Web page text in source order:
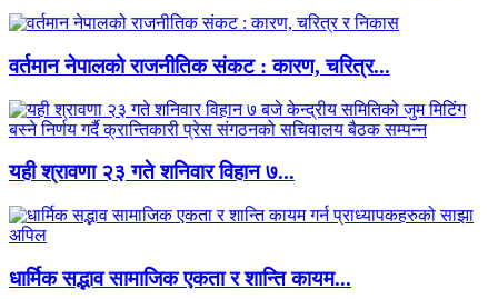
वर्तमान नेपालको राजनीतिक संकट : कारण, चरित्र...
यही श्रावणा २३ गते शनिवार विहान ७...
धार्मिक सद्भाव सामाजिक एकता र शान्ति कायम...